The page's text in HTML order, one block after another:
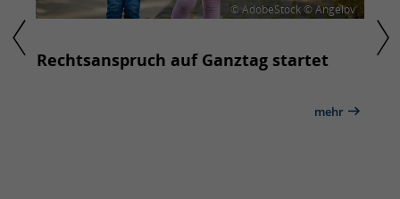
© AdobeStock © Angelov
Rechtsanspruch auf Ganztag startet
mehr